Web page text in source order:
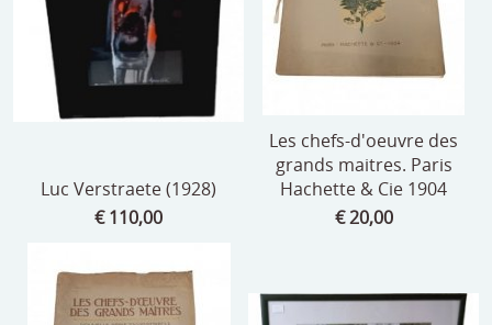
Luc Verstraete (1928)
€ 110,00
Les chefs-d'oeuvre des
grands maitres. Paris
Hachette & Cie 1904
€ 20,00